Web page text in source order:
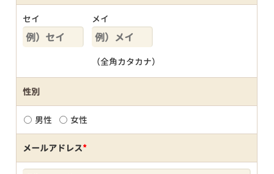
セイ メイ
（全角カタカナ）
性別
男性 女性
メールアドレス*